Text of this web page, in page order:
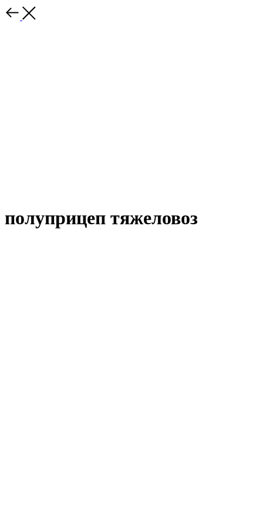
полуприцеп тяжеловоз